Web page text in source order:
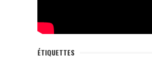
ÉTIQUETTES